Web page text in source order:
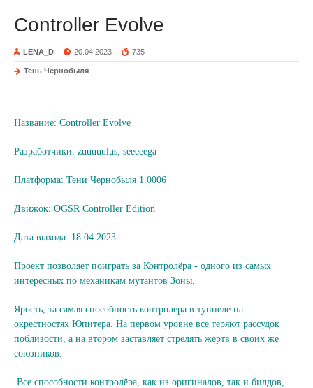
Controller Evolve
LENA_D 20.04.2023 735
Тень Чернобыля
Название: Controller Evolve
Разработчики: zuuuuulus, seeeeega
Платформа: Тени Чернобыля 1.0006
Движок: OGSR Controller Edition
Дата выхода: 18.04.2023
Проект позволяет поиграть за Контролёра - одного из самых
интересных по механикам мутантов Зоны.
Ярость, та самая способность контролера в туннеле на
окрестностях Юпитера. На первом уровне все теряют рассудок
поблизости, а на втором заставляет стрелять жертв в своих же
союзников.
Все способности контролёра, как из оригиналов, так и билдов,